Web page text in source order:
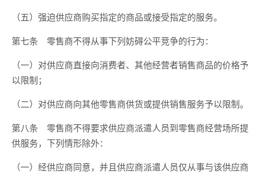
（五）强迫供应商购买指定的商品或接受指定的服务。
第七条 零售商不得从事下列妨碍公平竞争的行为：
（一）对供应商直接向消费者、其他经营者销售商品的价格予
以限制；
（二）对供应商向其他零售商供货或提供销售服务予以限制。
第八条 零售商不得要求供应商派遣人员到零售商经营场所提
供服务，下列情形除外：
（一）经供应商同意，并且供应商派遣人员仅从事与该供应商